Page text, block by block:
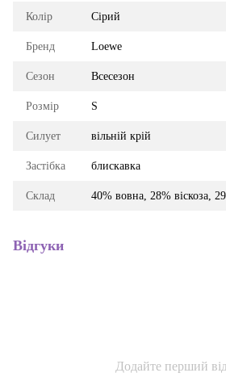
Колір Сірий
Бренд Loewe
Сезон Всесезон
Розмір S
Силует вільній крій
Застібка блискавка
Склад 40% вовна, 28% віскоза,
Відгуки
Додайте перший